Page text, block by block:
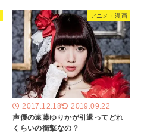
アニメ・漫画
2017.12.18 2019.09.22
声優の遠藤ゆりかが引退ってどれ
くらいの衝撃なの？